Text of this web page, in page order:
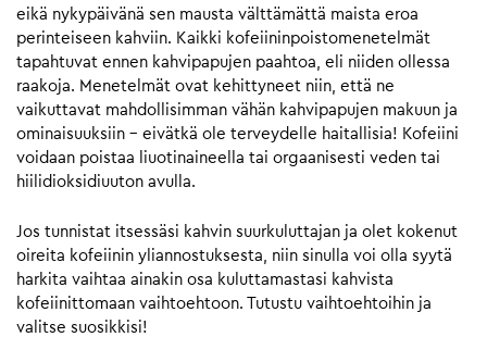
eikä nykypäivänä sen mausta välttämättä maista eroa
perinteiseen kahviin. Kaikki kofeiininpoistomenetelmät
tapahtuvat ennen kahvipapujen paahtoa, eli niiden ollessa
raakoja. Menetelmät ovat kehittyneet niin, että ne
vaikuttavat mahdollisimman vähän kahvipapujen makuun ja
ominaisuuksiin – eivätkä ole terveydelle haitallisia! Kofeiini
voidaan poistaa liuotinaineella tai orgaanisesti veden tai
hiilidioksidiuuton avulla.
Jos tunnistat itsessäsi kahvin suurkuluttajan ja olet kokenut
oireita kofeiinin yliannostuksesta, niin sinulla voi olla syytä
harkita vaihtaa ainakin osa kuluttamastasi kahvista
kofeiinittomaan vaihtoehtoon. Tutustu vaihtoehtoihin ja
valitse suosikkisi!